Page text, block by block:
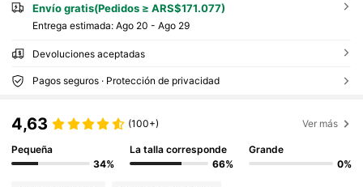
Envío gratis(Pedidos ≥ ARS$171.077)
Entrega estimada: Ago 20 - Ago 29
Devoluciones aceptadas
Pagos seguros · Protección de privacidad
4,63 (100+) Ver más
Pequeña
34%
La talla corresponde
66%
Grande
0%